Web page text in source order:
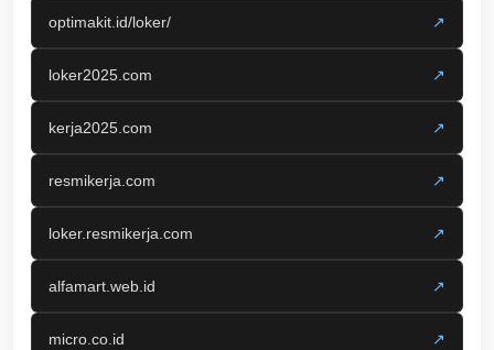
optimakit.id/loker/ ↗
loker2025.com ↗
kerja2025.com ↗
resmikerja.com ↗
loker.resmikerja.com ↗
alfamart.web.id ↗
micro.co.id ↗